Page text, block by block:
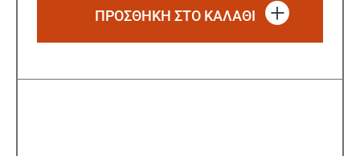
ΠΡΟΣΘΗΚΗ ΣΤΟ ΚΑΛΑΘΙ